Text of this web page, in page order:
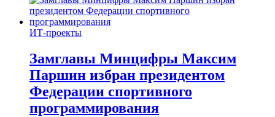
ИТ-проекты
Замглавы Минцифры Максим
Паршин избран президентом
Федерации спортивного
программирования